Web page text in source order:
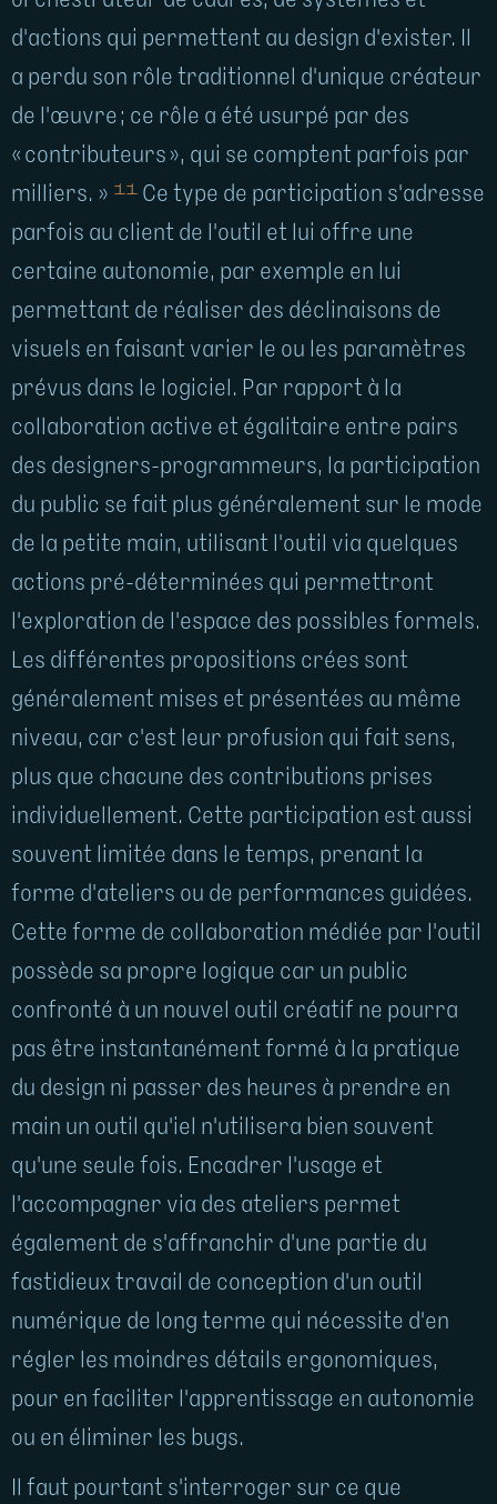
d'actions qui permettent au design d'exister. Il
a perdu son rôle traditionnel d'unique créateur
de l'œuvre ; ce rôle a été usurpé par des
« contributeurs », qui se comptent parfois par
milliers. » 11
Ce type de participation s'adresse
parfois au client de l'outil et lui offre une
certaine autonomie, par exemple en lui
permettant de réaliser des déclinaisons de
visuels en faisant varier le ou les paramètres
prévus dans le logiciel. Par rapport à la
collaboration active et égalitaire entre pairs
des designers-programmeurs, la participation
du public se fait plus généralement sur le mode
de la petite main, utilisant l'outil via quelques
actions pré-déterminées qui permettront
l'exploration de l'espace des possibles formels.
Les différentes propositions crées sont
généralement mises et présentées au même
niveau, car c'est leur profusion qui fait sens,
plus que chacune des contributions prises
individuellement. Cette participation est aussi
souvent limitée dans le temps, prenant la
forme d'ateliers ou de performances guidées.
Cette forme de collaboration médiée par l'outil
possède sa propre logique car un public
confronté à un nouvel outil créatif ne pourra
pas être instantanément formé à la pratique
du design ni passer des heures à prendre en
main un outil qu'iel n'utilisera bien souvent
qu'une seule fois. Encadrer l'usage et
l'accompagner via des ateliers permet
également de s'affranchir d'une partie du
fastidieux travail de conception d'un outil
numérique de long terme qui nécessite d'en
régler les moindres détails ergonomiques,
pour en faciliter l'apprentissage en autonomie
ou en éliminer les bugs.
Il faut pourtant s'interroger sur ce que